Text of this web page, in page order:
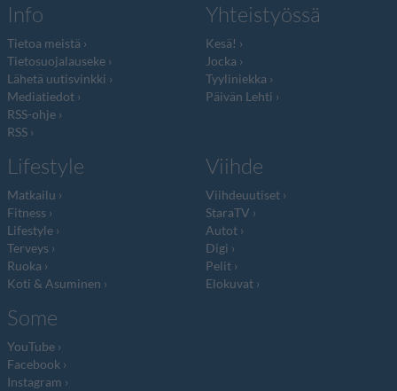
Info
Tietoa meistä
Tietosuojalauseke
Lähetä uutisvinkki
Mediatiedot
RSS-ohje
RSS
Yhteistyössä
Kesä!
Jocka
Tyyliniekka
Päivän Lehti
Lifestyle
Matkailu
Fitness
Lifestyle
Terveys
Ruoka
Koti & Asuminen
Viihde
Viihdeuutiset
StaraTV
Autot
Digi
Pelit
Elokuvat
Some
YouTube
Facebook
Instagram